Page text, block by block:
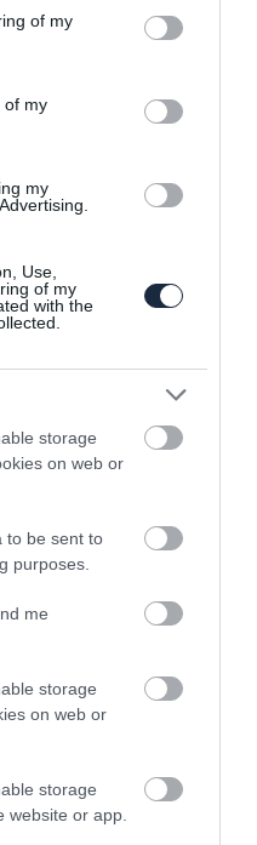
You may click to
its third-party tags to
in below Google
of my
of my
my
Use,
of my
with the
storage
on web or
to be sent to
purposes.
me
storage
on web or
storage
website or app.
a New York-i
a Genfi